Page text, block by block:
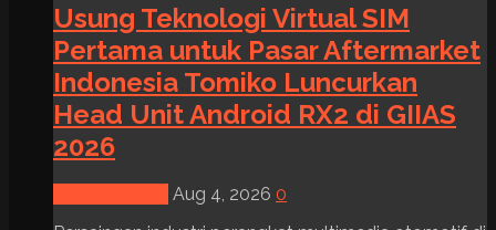
Usung Teknologi Virtual SIM
Pertama untuk Pasar Aftermarket
Indonesia Tomiko Luncurkan
Head Unit Android RX2 di GIIAS
2026
Aug 4, 2026 0